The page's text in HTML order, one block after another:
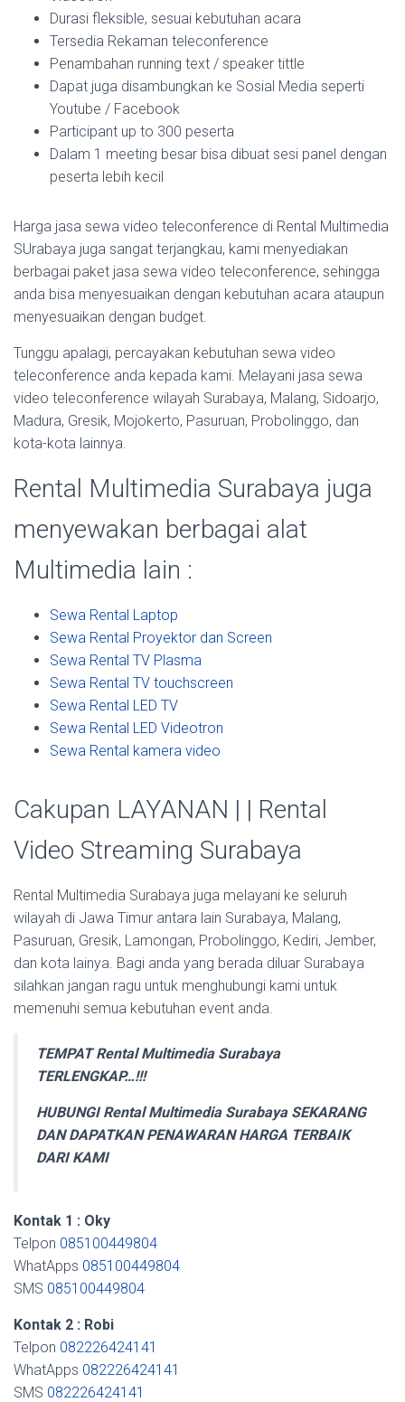
Durasi fleksible, sesuai kebutuhan acara
Tersedia Rekaman teleconference
Penambahan running text / speaker tittle
Dapat juga disambungkan ke Sosial Media seperti
Youtube / Facebook
Participant up to 300 peserta
Dalam 1 meeting besar bisa dibuat sesi panel dengan
peserta lebih kecil
Harga jasa sewa video teleconference di Rental Multimedia
SUrabaya juga sangat terjangkau, kami menyediakan
berbagai paket jasa sewa video teleconference, sehingga
anda bisa menyesuaikan dengan kebutuhan acara ataupun
menyesuaikan dengan budget.
Tunggu apalagi, percayakan kebutuhan sewa video
teleconference anda kepada kami. Melayani jasa sewa
video teleconference wilayah Surabaya, Malang, Sidoarjo,
Madura, Gresik, Mojokerto, Pasuruan, Probolinggo, dan
kota-kota lainnya.
Rental Multimedia Surabaya juga
menyewakan berbagai alat
Multimedia lain :
Sewa Rental Laptop
Sewa Rental Proyektor dan Screen
Sewa Rental TV Plasma
Sewa Rental TV touchscreen
Sewa Rental LED TV
Sewa Rental LED Videotron
Sewa Rental kamera video
Cakupan LAYANAN | | Rental
Video Streaming Surabaya
Rental Multimedia Surabaya juga melayani ke seluruh
wilayah di Jawa Timur antara lain Surabaya, Malang,
Pasuruan, Gresik, Lamongan, Probolinggo, Kediri, Jember,
dan kota lainya. Bagi anda yang berada diluar Surabaya
silahkan jangan ragu untuk menghubungi kami untuk
memenuhi semua kebutuhan event anda.
TEMPAT Rental Multimedia Surabaya
TERLENGKAP…!!!
HUBUNGI Rental Multimedia Surabaya SEKARANG
DAN DAPATKAN PENAWARAN HARGA TERBAIK
DARI KAMI
Kontak 1 : Oky
Telpon 085100449804
WhatApps 085100449804
SMS 085100449804
Kontak 2 : Robi
Telpon 082226424141
WhatApps 082226424141
SMS 082226424141